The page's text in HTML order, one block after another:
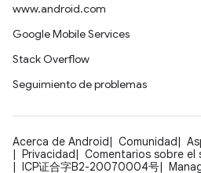
www.android.com
Google Mobile Services
Stack Overflow
Seguimiento de problemas
Acerca de Android Comunidad
Privacidad
Comentarios sobre el
ICP证合字B2-20070004号